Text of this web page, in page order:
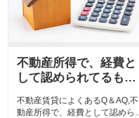
不動産所得で、経費と
して認められてるもの
不動産賃貸によくあるQ＆AQ,不
動産所得で、経費として認められ